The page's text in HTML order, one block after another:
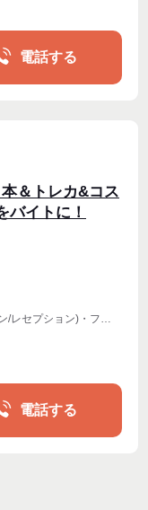
電話する
本＆トレカ&コス
バイトに！
)・フロント、販売その他
電話する